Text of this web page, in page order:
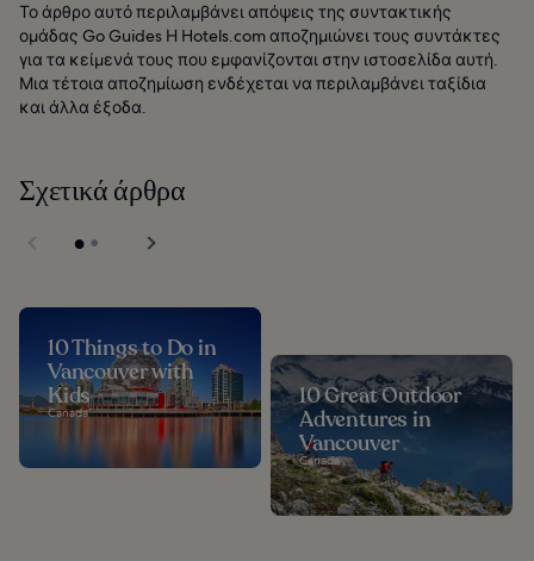
Το άρθρο αυτό περιλαμβάνει απόψεις της συντακτικής
ομάδας Go Guides Η Hotels.com αποζημιώνει τους συντάκτες
για τα κείμενά τους που εμφανίζονται στην ιστοσελίδα αυτή.
Μια τέτοια αποζημίωση ενδέχεται να περιλαμβάνει ταξίδια
και άλλα έξοδα.
Σχετικά άρθρα
10 Things to Do in
Vancouver with
Kids
Canada
10 Great Outdoor
Adventures in
Vancouver
Canada